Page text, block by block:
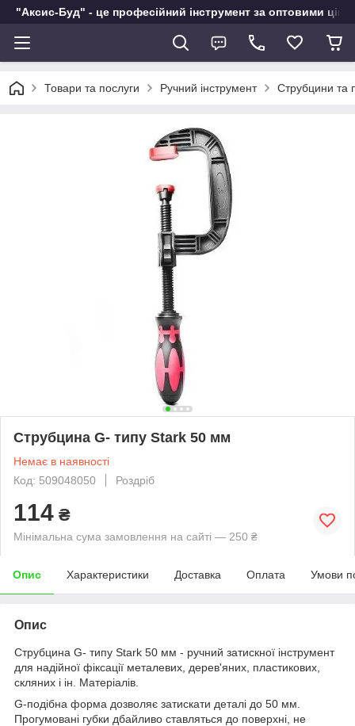
"Аксис-Буд" - це професійний інструмент за оптовими
Товари та послуги Ручний інструмент Струбцини та
Струбцина G- типу Stark 50 мм
Немає в наявності
Код: 509048050
Роздріб
114 ₴
Мінімальна сума замовлення на сайті — 250 ₴
Опис Характеристики Доставка Оплата Умови
Опис
Струбцина G- типу Stark 50 мм - ручний затискної інструмент
для надійної фіксації металевих, дерев'яних, пластикових,
скляних і ін. Матеріалів.
G-подібна форма дозволяє затискати деталі до 50 мм.
Прогумовані губки дбайливо ставляться до поверхні, не